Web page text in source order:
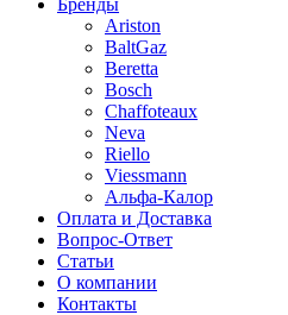
Бренды
Ariston
BaltGaz
Beretta
Bosch
Chaffoteaux
Neva
Riello
Viessmann
Альфа-Калор
Оплата и Доставка
Вопрос-Ответ
Статьи
О компании
Контакты